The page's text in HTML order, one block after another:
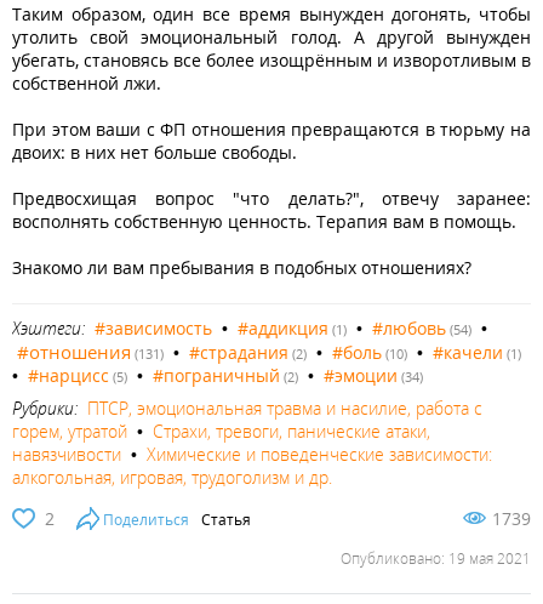
Таким образом, один все время вынужден догонять, чтобы
утолить свой эмоциональный голод. А другой вынужден
убегать, становясь все более изощрённым и изворотливым в
собственной лжи.
При этом ваши с ФП отношения превращаются в тюрьму на
двоих: в них нет больше свободы.
Предвосхищая вопрос "что делать?", отвечу заранее:
восполнять собственную ценность. Терапия вам в помощь.
Знакомо ли вам пребывания в подобных отношениях?
Хэштеги: #зависимость • #аддикция (1) • #любовь (54) •
#отношения (131) • #страдания (2) • #боль (10) • #качели (1)
• #нарцисс (5) • #пограничный (2) • #эмоции (34)
Рубрики: ПТСР, эмоциональная травма и насилие, работа с
горем, утратой • Страхи, тревоги, панические атаки,
навязчивости • Химические и поведенческие зависимости:
алкогольная, игровая, трудоголизм и др.
2
Поделиться Статья 1739
Опубликовано: 19 мая 2021